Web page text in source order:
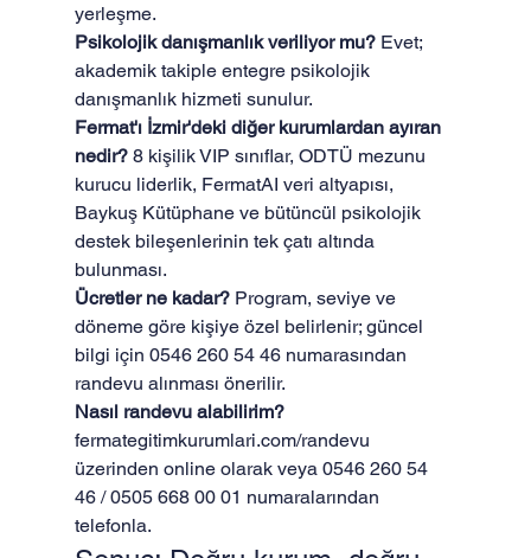
yerleşme.
Psikolojik danışmanlık veriliyor mu? Evet;
akademik takiple entegre psikolojik
danışmanlık hizmeti sunulur.
Fermat'ı İzmir'deki diğer kurumlardan ayıran
nedir? 8 kişilik VIP sınıflar, ODTÜ mezunu
kurucu liderlik, FermatAI veri altyapısı,
Baykuş Kütüphane ve bütüncül psikolojik
destek bileşenlerinin tek çatı altında
bulunması.
Ücretler ne kadar? Program, seviye ve
döneme göre kişiye özel belirlenir; güncel
bilgi için 0546 260 54 46 numarasından
randevu alınması önerilir.
Nasıl randevu alabilirim?
fermategitimkurumlari.com/randevu
üzerinden online olarak veya 0546 260 54
46 / 0505 668 00 01 numaralarından
telefonla.